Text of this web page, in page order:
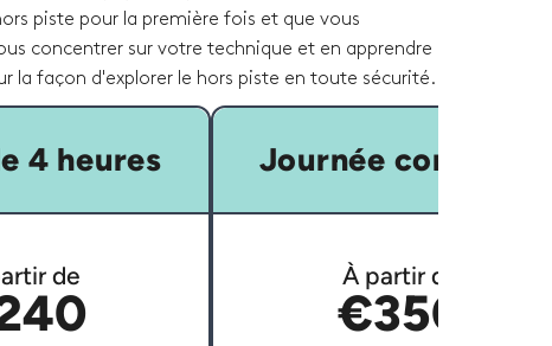
piste pour la première fois et que vous
concentrer sur votre technique et en apprendre
la façon d'explorer le hors piste en toute sécurité.
4 heures
de
Journée complète
À partir de
€350